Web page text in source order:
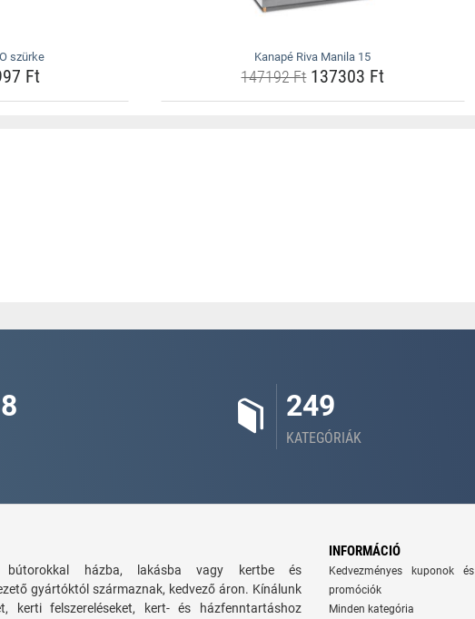
szürke
Ft
Kanapé Riva Manila 15
147192 Ft137303 Ft
249
KATEGÓRIÁK
bútorokkal házba, lakásba vagy kertbe és
gyártóktól származnak, kedvező áron. Kínálunk
kerti felszereléseket, kert- és házfenntartáshoz
INFORMÁCIÓ
Kedvezményes kuponok és
promóciók
Minden kategória